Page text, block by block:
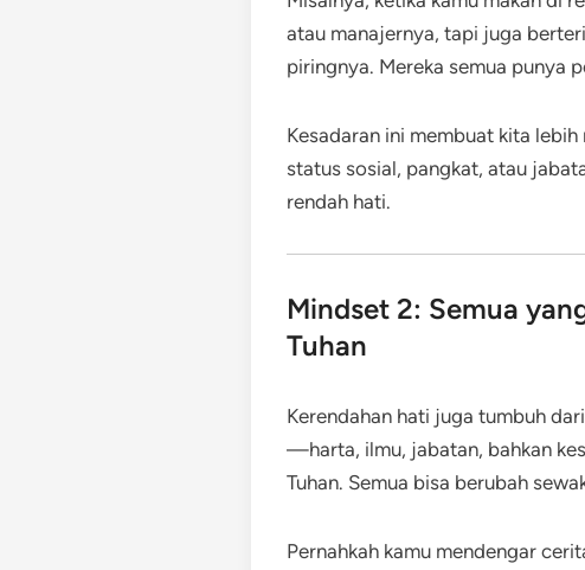
atau manajernya, tapi juga
piringnya. Mereka semua punya
Kesadaran ini membuat kita
status sosial, pangkat, atau
rendah hati.
Mindset 2: Semua
Tuhan
Kerendahan hati juga tumbuh
—harta, ilmu, jabatan, bahkan
Tuhan. Semua bisa berubah
Pernahkah kamu mendengar